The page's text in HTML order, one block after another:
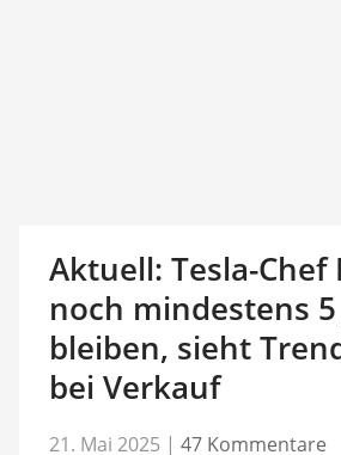
Aktuell: Tesla-
noch mindestens 5
bleiben, sieht
bei Verkauf
21. Mai 2025 | 47 Kommentare